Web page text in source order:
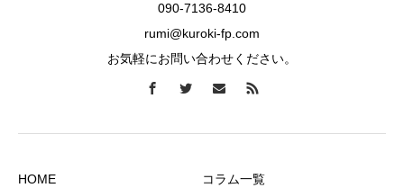
090-7136-8410
rumi@kuroki-fp.com
お気軽にお問い合わせください。
HOME コラム一覧